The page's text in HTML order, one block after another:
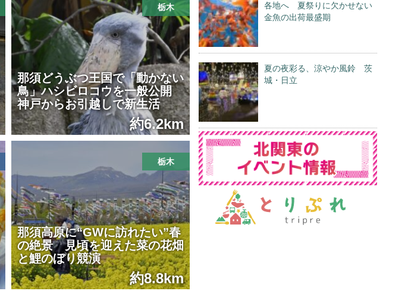
栃木
那須どうぶつ王国で「動かない
鳥」ハシビロコウを一般公開
神戸からお引越しで新生活
約6.2km
栃木
那須高原に“GWに訪れたい”春
の絶景 見頃を迎えた菜の花畑
と鯉のぼり競演
約8.8km
各地へ 夏祭りに欠かせない
金魚の出荷最盛期
夏の夜彩る、涼やか風鈴 茨
城・日立